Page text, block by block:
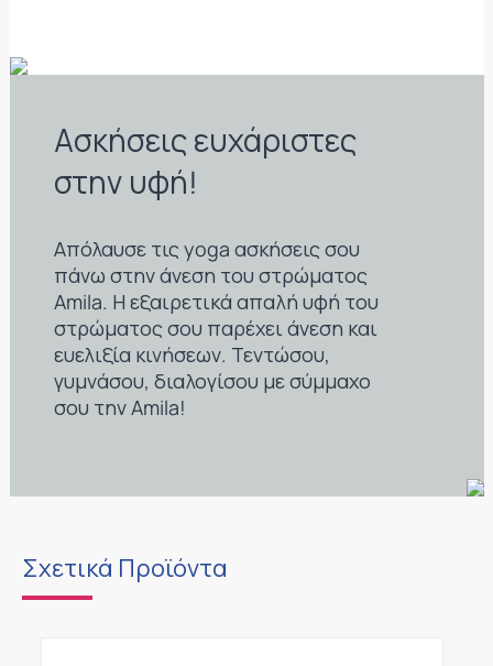
Ασκήσεις ευχάριστες
στην υφή!
Απόλαυσε τις yoga ασκήσεις σου
πάνω στην άνεση του στρώματος
Amila. Η εξαιρετικά απαλή υφή του
στρώματος σου παρέχει άνεση και
ευελιξία κινήσεων. Τεντώσου,
γυμνάσου, διαλογίσου με σύμμαχο
σου την Amila!
Σχετικά Προϊόντα